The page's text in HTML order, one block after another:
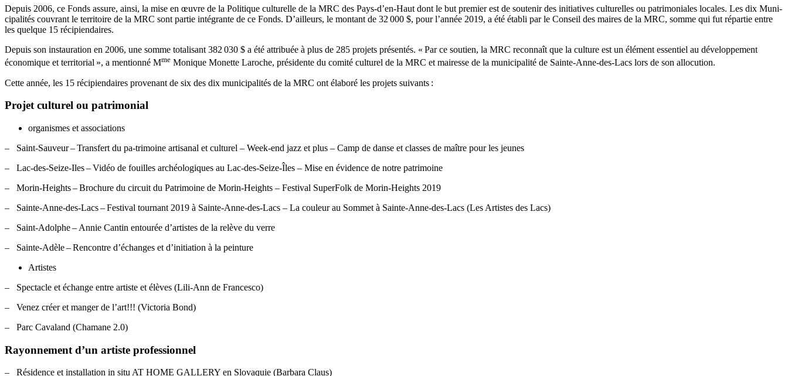
Depuis 2006, ce Fonds assure, ainsi, la mise en œuvre de la Politique culturelle de la MRC des Pays-d’en-Haut dont le but premier est de soutenir des initiatives culturelles ou patrimoniales locales. Les dix Muni-
cipalités couvrant le territoire de la MRC sont partie intégrante de ce Fonds. D’ailleurs, le montant de 32 000 $, pour l’année 2019, a été établi par le Conseil des maires de la MRC, somme qui fut répartie entre
les quelque 15 récipiendaires.
Depuis son instauration en 2006, une somme totalisant 382 030 $ a été attribuée à plus de 285 projets présentés. « Par ce soutien, la MRC reconnaît que la culture est un élément essentiel au développement
économique et territorial », a mentionné Mme Monique Monette Laroche, présidente du comité culturel de la MRC et mairesse de la municipalité de Sainte-Anne-des-Lacs lors de son allocution.
Cette année, les 15 récipiendaires provenant de six des dix municipalités de la MRC ont élaboré les projets suivants :
Projet culturel ou patrimonial
organismes et associations
– Saint-Sauveur – Transfert du pa-trimoine artisanal et culturel – Week-end jazz et plus – Camp de danse et classes de maître pour les jeunes
– Lac-des-Seize-Iles – Vidéo de fouilles archéologiques au Lac-des-Seize-Îles – Mise en évidence de notre patrimoine
– Morin-Heights – Brochure du circuit du Patrimoine de Morin-Heights – Festival SuperFolk de Morin-Heights 2019
– Sainte-Anne-des-Lacs – Festival tournant 2019 à Sainte-Anne-des-Lacs – La couleur au Sommet à Sainte-Anne-des-Lacs (Les Artistes des Lacs)
– Saint-Adolphe – Annie Cantin entourée d’artistes de la relève du verre
– Sainte-Adèle – Rencontre d’échanges et d’initiation à la peinture
Artistes
– Spectacle et échange entre artiste et élèves (Lili-Ann de Francesco)
– Venez créer et manger de l’art!!! (Victoria Bond)
– Parc Cavaland (Chamane 2.0)
Rayonnement d’un artiste professionnel
– Résidence et installation in situ AT HOME GALLERY en Slovaquie (Barbara Claus)